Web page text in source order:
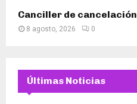
Canciller de cancelación
8 agosto, 2026 0
Últimas Noticias